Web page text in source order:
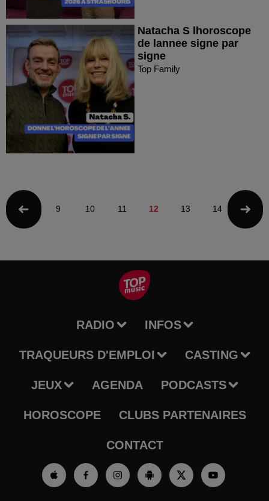
Natacha S lhoroscope
de lannee signe par
signe
Top Family
9 10 11 12 13 14 15
RADIO INFOS
TRAQUEURS D'EMPLOI CASTING
JEUX AGENDA PODCASTS
HOROSCOPE CLUBS PARTENAIRES
CONTACT